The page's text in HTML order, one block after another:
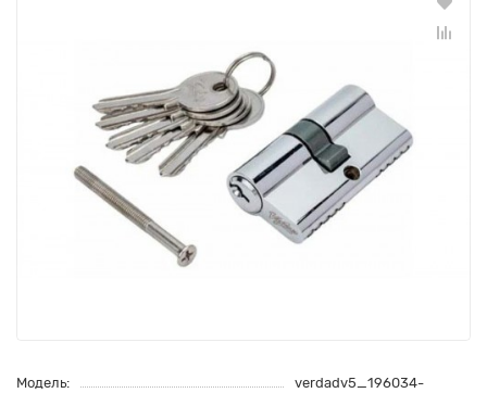
Модель:
verdadv5_196034-